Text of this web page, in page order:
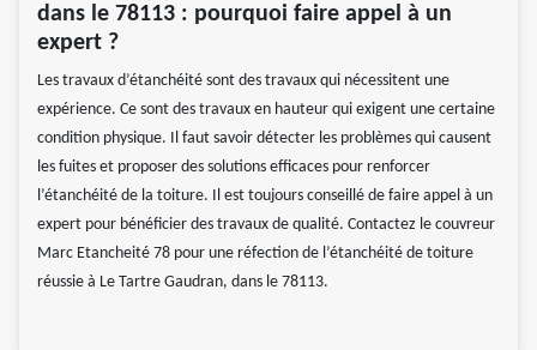
dans le 78113 : pourquoi faire appel à un
expert ?
Les travaux d’étanchéité sont des travaux qui nécessitent une
expérience. Ce sont des travaux en hauteur qui exigent une certaine
condition physique. Il faut savoir détecter les problèmes qui causent
les fuites et proposer des solutions efficaces pour renforcer
l’étanchéité de la toiture. Il est toujours conseillé de faire appel à un
expert pour bénéficier des travaux de qualité. Contactez le couvreur
Marc Etancheité 78 pour une réfection de l’étanchéité de toiture
réussie à Le Tartre Gaudran, dans le 78113.